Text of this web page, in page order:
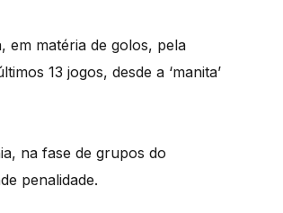
em matéria de golos, pela
13 jogos, desde a ‘manita’
na fase de grupos do
penalidade.